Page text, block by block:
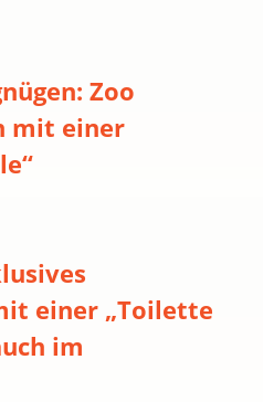
Zoo
mit einer
einer „Toilette
im